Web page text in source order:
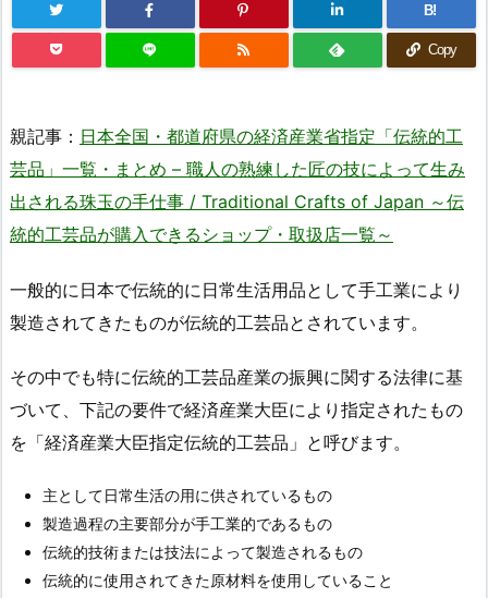
B!
Copy
親記事： 日本全国・都道府県の経済産業省指定「伝統的工
芸品」一覧・まとめ – 職人の熟練した匠の技によって生み
出される珠玉の手仕事 / Traditional Crafts of Japan ～伝
統的工芸品が購入できるショップ・取扱店一覧～
一般的に日本で伝統的に日常生活用品として手工業により
製造されてきたものが伝統的工芸品とされています。
その中でも特に伝統的工芸品産業の振興に関する法律に基
づいて、下記の要件で経済産業大臣により指定されたもの
を「経済産業大臣指定伝統的工芸品」と呼びます。
主として日常生活の用に供されているもの
製造過程の主要部分が手工業的であるもの
伝統的技術または技法によって製造されるもの
伝統的に使用されてきた原材料を使用していること